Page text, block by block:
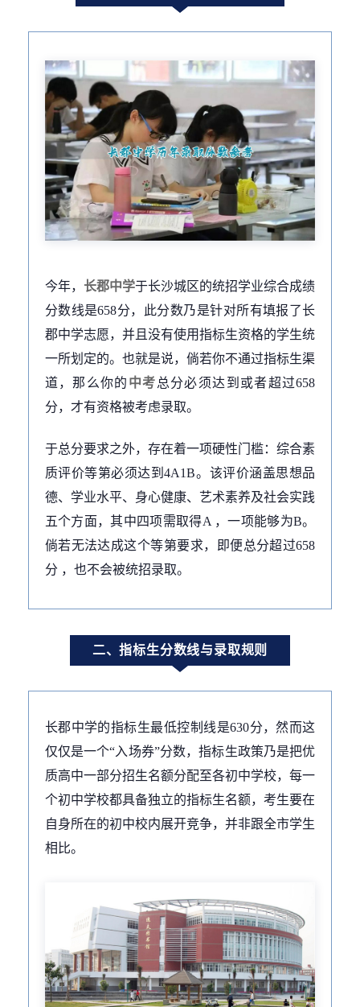
今年， 长郡中学于长沙城区的统招学业综合成绩
分数线是658分，此分数乃是针对所有填报了长
郡中学志愿，并且没有使用指标生资格的学生统
一所划定的。也就是说，倘若你不通过指标生渠
道，那么你的 中考总分必须达到或者超过658
分，才有资格被考虑录取。
于总分要求之外，存在着一项硬性门槛：综合素
质评价等第必须达到4A1B。该评价涵盖思想品
德、学业水平、身心健康、艺术素养及社会实践
五个方面，其中四项需取得A ，一项能够为B。
倘若无法达成这个等第要求，即便总分超过658
分 ，也不会被统招录取。
二、指标生分数线与录取规则
长郡中学的指标生最低控制线是630分，然而这
仅仅是一个“入场券”分数，指标生政策乃是把优
质高中一部分招生名额分配至各初中学校，每一
个初中学校都具备独立的指标生名额，考生要在
自身所在的初中校内展开竞争，并非跟全市学生
相比。